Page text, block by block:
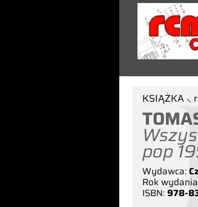
KSIĄŻKA ⸜
pop
Wydawca:
Rok
ISBN:978-